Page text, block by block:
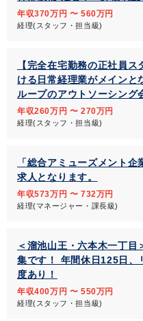
年収370万円 〜 560万円
経理(スタッフ・担当級)
【完全在宅勤務の正社員
ける日常経理業がメイン
ループのアウトソーシング
年収260万円 〜 270万円
経理(スタッフ・担当級)
「総合アミューズメント企
求人となります。
年収573万円 〜 732万円
経理(マネージャー・課長級)
＜溜池山王・六本木一丁
集です！ 年間休日125日、
度あり！
年収400万円 〜 550万円
経理(スタッフ・担当級)